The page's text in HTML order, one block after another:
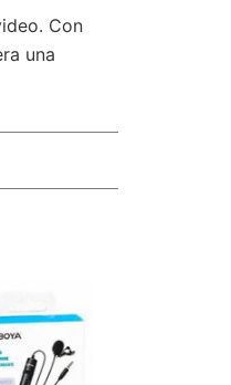
Con
una